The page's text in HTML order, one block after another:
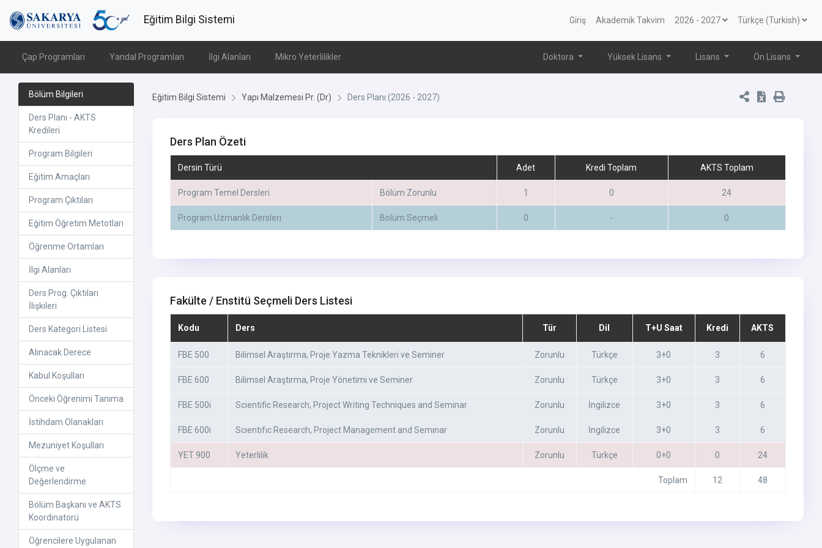
Eğitim Bilgi Sistemi Giriş Akademik Takvim 2026 - 2027 Türkçe (Turkish)
Çap Programları Yandal Programları İlgi Alanları Mikro Yeterlilikler Doktora Yüksek Lisans Lisans Ön Lisans
Bölüm Bilgileri
Ders Planı - AKTS
Kredileri
Program Bilgileri
Eğitim Amaçları
Program Çıktıları
Eğitim Öğretim Metotları
Öğrenme Ortamları
İlgi Alanları
Ders Prog. Çıktıları
İlişkileri
Ders Kategori Listesi
Alınacak Derece
Kabul Koşulları
Önceki Öğrenimi Tanıma
İstihdam Olanakları
Mezuniyet Koşulları
Ölçme ve
Değerlendirme
Bölüm Başkanı ve AKTS
Koordinatorü
Öğrencilere Uygulanan
Eğitim Bilgi Sistemi Yapı Malzemesi Pr. (Dr) Ders Planı (2026 - 2027)
Ders Plan Özeti
Dersin Türü Adet Kredi Toplam AKTS Toplam
Program Temel Dersleri Bölüm Zorunlu 1 0 24
Program Uzmanlık Dersleri Bölüm Seçmeli 0 - 0
Fakülte / Enstitü Seçmeli Ders Listesi
Kodu Ders Tür Dil T+U Saat Kredi AKTS
FBE 500 Bilimsel Araştırma, Proje Yazma Teknikleri ve Seminer Zorunlu Türkçe 3+0 3 6
FBE 600 Bilimsel Araştırma, Proje Yönetimi ve Seminer Zorunlu Türkçe 3+0 3 6
FBE 500i Scientific Research, Project Writing Techniques and Seminar Zorunlu İngilizce 3+0 3 6
FBE 600i Scıentıfıc Research, Project Management and Semınar Zorunlu İngilizce 3+0 3 6
YET 900 Yeterlilik Zorunlu Türkçe 0+0 0 24
Toplam 12 48